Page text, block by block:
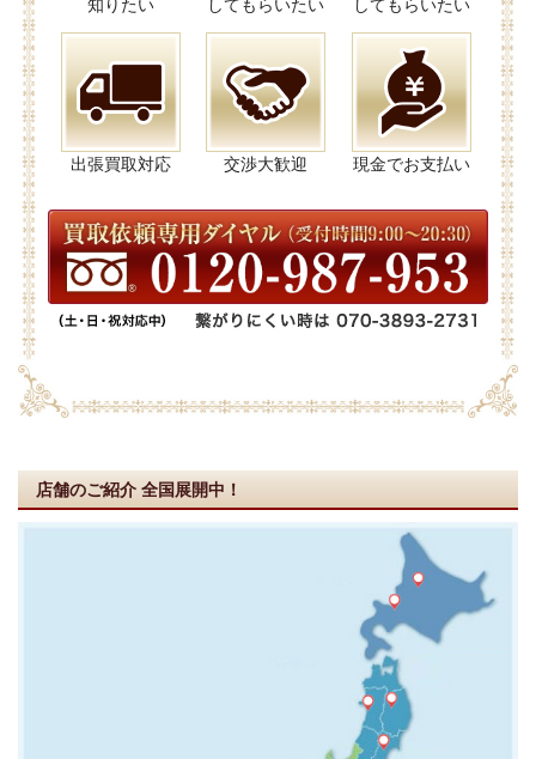
知りたい
してもらいたい
してもらいたい
出張買取対応 交渉大歓迎 現金でお支払い
店舗のご紹介 全国展開中！